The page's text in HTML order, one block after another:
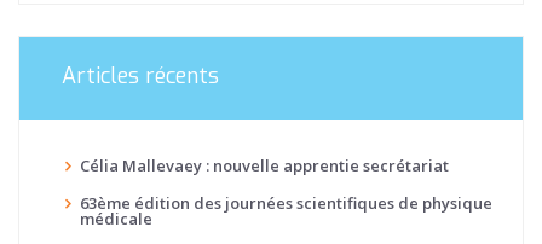
Articles récents
Célia Mallevaey : nouvelle apprentie secrétariat
63ème édition des journées scientifiques de physique
médicale